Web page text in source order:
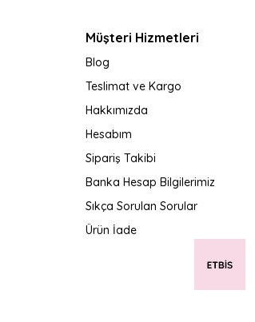
Müşteri Hizmetleri
Blog
Teslimat ve Kargo
Hakkımızda
Hesabım
Sipariş Takibi
Banka Hesap Bilgilerimiz
Sıkça Sorulan Sorular
Ürün İade